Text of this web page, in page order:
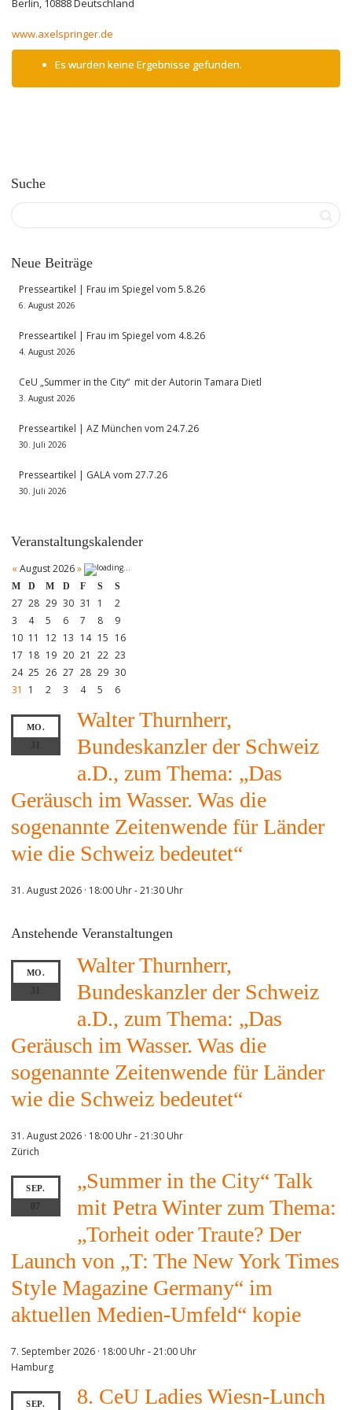
Berlin, 10888Deutschland
www.axelspringer.de
Es wurden keine Ergebnisse gefunden.
Suche
Neue Beiträge
Presseartikel | Frau im Spiegel vom 5.8.26
6. August 2026
Presseartikel | Frau im Spiegel vom 4.8.26
4. August 2026
CeU „Summer in the City“ mit der Autorin Tamara Dietl
3. August 2026
Presseartikel | AZ München vom 24.7.26
30. Juli 2026
Presseartikel | GALA vom 27.7.26
30. Juli 2026
Veranstaltungskalender
« August 2026»
M D M D F S S
27 28 29 30 31 1
2
3
4 5 6 7 8
9
10 11 12 13 14 15 16
17 18 19 20 21 22 23
24 25 26 27 28 29 30
31
1 2 3 4 5 6
MO.
Walter Thurnherr,
Bundeskanzler der Schweiz
a.D., zum Thema: „Das
Geräusch im Wasser. Was die
sogenannte Zeitenwende für Länder
wie die Schweiz bedeutet“
31. August 2026 · 18:00 Uhr-21:30 Uhr
Anstehende Veranstaltungen
MO.
Walter Thurnherr,
Bundeskanzler der Schweiz
a.D., zum Thema: „Das
Geräusch im Wasser. Was die
sogenannte Zeitenwende für Länder
wie die Schweiz bedeutet“
31. August 2026 · 18:00 Uhr-21:30 Uhr
Zürich
SEP.
07
„Summer in the City“ Talk
mit Petra Winter zum Thema:
„Torheit oder Traute? Der
Launch von „T: The New York Times
Style Magazine Germany“ im
aktuellen Medien-Umfeld“ kopie
7. September 2026 · 18:00 Uhr-21:00 Uhr
Hamburg
SEP. 8. CeU Ladies Wiesn-Lunch